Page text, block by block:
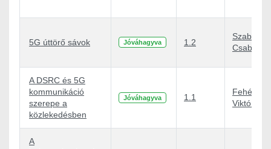
5G úttörő sávok Jóváhagyva 1.2
Szabó
Csaba
A DSRC és 5G
kommunikáció
szerepe a
közlekedésben
Jóváhagyva 1.1
Fehér
Viktória
A